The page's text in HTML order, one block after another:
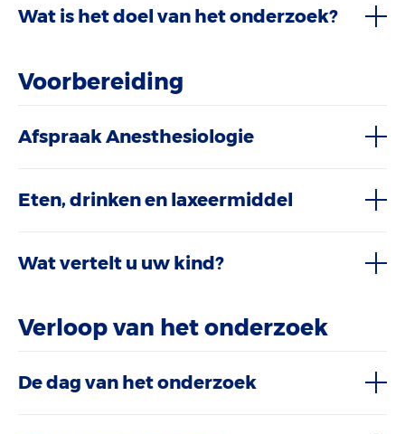
Wat is het doel van het onderzoek?
Voorbereiding
Afspraak Anesthesiologie
Eten, drinken en laxeermiddel
Wat vertelt u uw kind?
Verloop van het onderzoek
De dag van het onderzoek